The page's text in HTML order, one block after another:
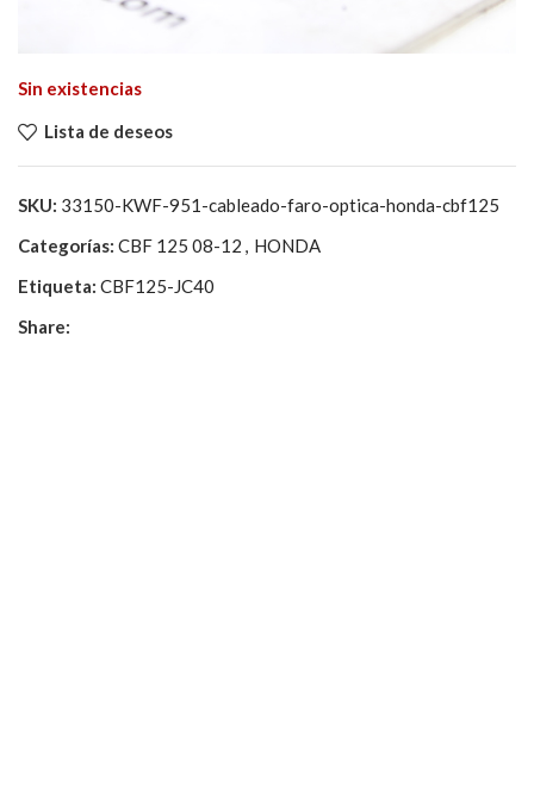
Sin existencias
Lista de deseos
SKU: 33150-KWF-951-cableado-faro-optica-honda-cbf125
Categorías: CBF 125 08-12 , HONDA
Etiqueta: CBF125-JC40
Share: